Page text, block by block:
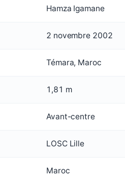
Hamza Igamane
2 novembre 2002
Témara, Maroc
1,81 m
Avant-centre
LOSC Lille
Maroc